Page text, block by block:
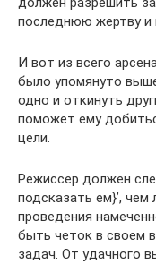
последнюю жертву и
И вот из всего
было упомянуто
одно и откинуть
поможет ему
цели.
Режиссер должен
подсказать ем}’,
проведения
быть четок в своем
задач. От удачного